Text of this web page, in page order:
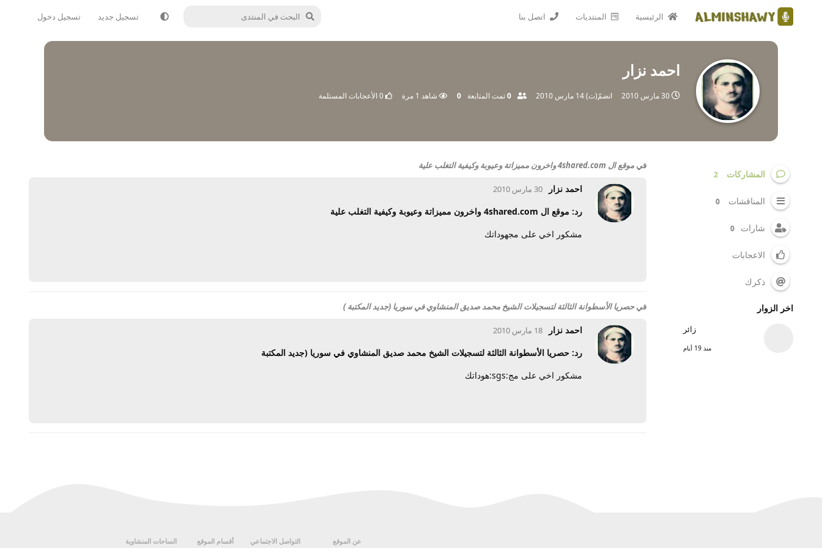
الرئيسية المنتديات اتصل بنا تسجيل جديد تسجيل دخول
احمد نزار
30 مارس 2010 انضمّ(ت)14 مارس 2010 0تمت المتابعة 0 شاهد 1 مرة 0الأعجابات المستلمة
المشاركات 2
المناقشات 0
شارات 0
الاعجابات
ذكرك
اخر الزوار
زائر
منذ 19 أيام
في موقع ال 4shared.com واخرون مميزاتة وعيوبة وكيفية التغلب علية
احمد نزار 30 مارس 2010
رد: موقع ال 4shared.com واخرون مميزاتة وعيوبة وكيفية التغلب علية
مشكور اخي على مجهوداتك
فيحصريا الأسطوانة الثالثة لتسجيلات الشيخ محمد صديق المنشاوي في سوريا (جديد المكتبة )
احمد نزار 18 مارس 2010
رد: حصريا الأسطوانة الثالثة لتسجيلات الشيخ محمد صديق المنشاوي في سوريا (جديد المكتبة
مشكور اخي على مج:sgs:هوداتك
عن الموقع التواصل الاجتماعي أقسام الموقع الساحات المنشاوية